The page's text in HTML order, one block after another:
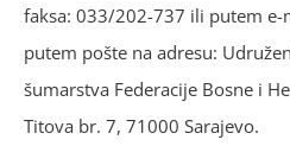
faksa: 033/202-737 ili putem
putem pošte na adresu:
šumarstva Federacije Bosne i
Titova br. 7, 71000 Sarajevo.